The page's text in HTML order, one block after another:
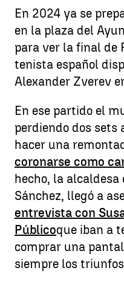
En 2024 ya se
en la plaza del
para ver la final de
tenista español
Alexander Zverev
En ese partido el
perdiendo dos sets
hacer una
coronarse como
hecho, la alcaldesa
Sánchez, llegó a
entrevista con
Públicoque iban a
comprar una
siempre los